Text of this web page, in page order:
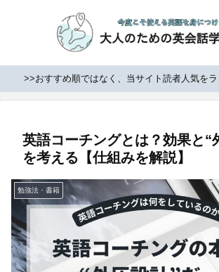
>>おすすめ順ではなく、当サイト読者人気を
英語コーチングとは？効果と“
を考える【仕組みを解説】
勉強法・書籍